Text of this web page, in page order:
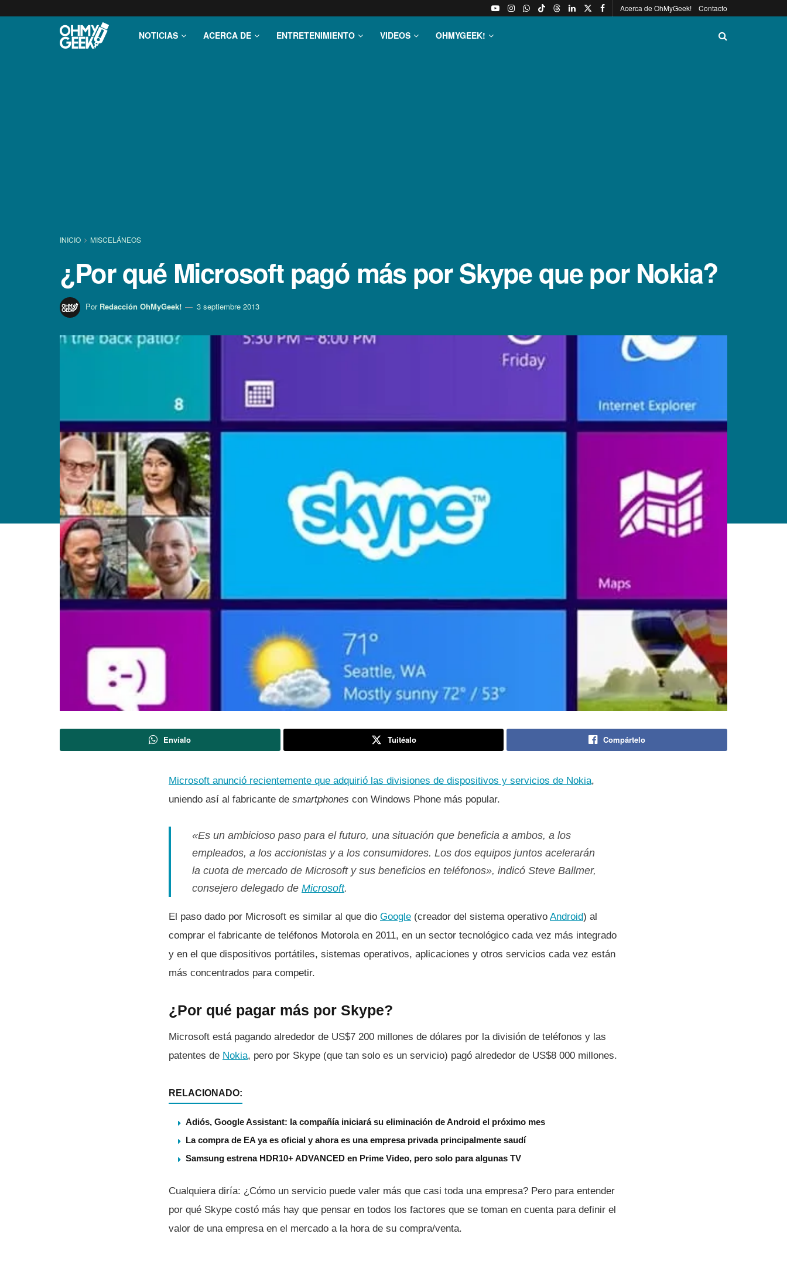
Acerca de OhMyGeek! Contacto
NOTICIAS ACERCA DE ENTRETENIMIENTO VIDEOS OHMYGEEK!
INICIO MISCELÁNEOS
¿Por qué Microsoft pagó más por Skype que por Nokia?
Por Redacción OhMyGeek! 3 septiembre 2013
Envíalo Tuitéalo Compártelo
Microsoft anunció recientemente que adquirió las divisiones de dispositivos y servicios de Nokia,
uniendo así­ al fabricante de smartphones con Windows Phone más popular.
«Es un ambicioso paso para el futuro, una situación que beneficia a ambos, a los
empleados, a los accionistas y a los consumidores. Los dos equipos juntos acelerarán
la cuota de mercado de Microsoft y sus beneficios en teléfonos», indicó Steve Ballmer,
consejero delegado de Microsoft.
El paso dado por Microsoft es similar al que dio Google (creador del sistema operativo Android) al
comprar el fabricante de teléfonos Motorola en 2011, en un sector tecnológico cada vez más integrado
y en el que dispositivos portátiles, sistemas operativos, aplicaciones y otros servicios cada vez están
más concentrados para competir.
¿Por qué pagar más por Skype?
Microsoft está pagando alrededor de US$7 200 millones de dólares por la división de teléfonos y las
patentes de Nokia, pero por Skype (que tan solo es un servicio) pagó alrededor de US$8 000 millones.
RELACIONADO:
Adiós, Google Assistant: la compañía iniciará su eliminación de Android el próximo mes
La compra de EA ya es oficial y ahora es una empresa privada principalmente saudí
Samsung estrena HDR10+ ADVANCED en Prime Video, pero solo para algunas TV
Cualquiera dirí­a: ¿Cómo un servicio puede valer más que casi toda una empresa? Pero para entender
por qué Skype costó más hay que pensar en todos los factores que se toman en cuenta para definir el
valor de una empresa en el mercado a la hora de su compra/venta.